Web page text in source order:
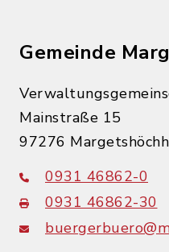
Gemeinde
Mainstraße 15
97276
0931 46862-0
0931 46862-30